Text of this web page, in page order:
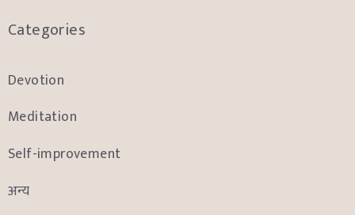
Categories
Devotion
Meditation
Self-improvement
अन्य